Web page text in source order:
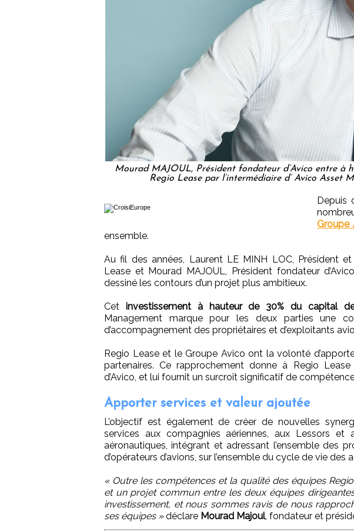
Mourad MAJOUL, Président fondateur d’Avico entre à
Regio Lease par l’intermédiaire d’ Avico Asset
Depuis
Groupe
ensemble.
Au fil des années, Laurent LE MINH LOC, Président
Lease et Mourad MAJOUL, Président fondateur
dessiné les contours d’un projet plus ambitieux.
Cet investissement à hauteur de 30% du capital
Management marque pour les deux parties une
d’accompagnement des propriétaires et d’exploitants
Regio Lease et le Groupe Avico ont la volonté
partenaires. Ce rapprochement donne à Regio
d’Avico, et lui fournit un surcroît significatif de
Apporter services et valeur ajoutée
L’objectif est également de créer de nouvelles
services aux compagnies aériennes, aux Lessors et
aéronautiques, intégrant et adressant l’ensemble des
d’opérateurs d’avions, sur l’ensemble du cycle de vie
« Outre les compétences et la qualité des équipes
et un projet commun entre les deux équipes
investissement, et nous sommes ravis de nous
ses équipes »déclare Mourad Majoul, fondateur et